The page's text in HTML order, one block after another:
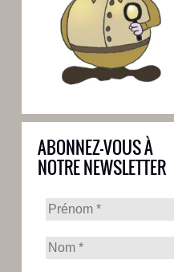
ABONNEZ-VOUS À
NOTRE NEWSLETTER